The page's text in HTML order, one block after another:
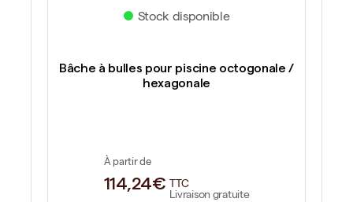
Stock disponible
Bâche à bulles pour piscine octogonale /
hexagonale
À partir de
114,24€
TTC
Livraison gratuite